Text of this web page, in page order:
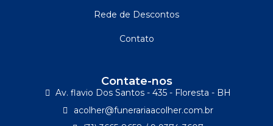
Rede de Descontos
Contato
Contate-nos
Av. flavio Dos Santos - 435 - Floresta - BH
acolher@funerariaacolher.com.br